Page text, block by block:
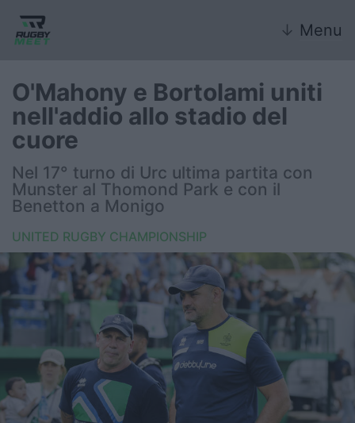
↓ Menu
Nazionale
Nazionali giovanili
Rugby Sevens
FIR
Internazionale
6 Nazioni
United Rugby Championship
Top14
Premiership
O'Mahony e Bortolami uniti
nell'addio allo stadio del
cuore
Nel 17° turno di Urc ultima partita con
Munster al Thomond Park e con il
Benetton a Monigo
UNITED RUGBY CHAMPIONSHIP